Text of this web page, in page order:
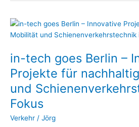
in-tech goes Berlin –
Projekte für
und
Fokus
Verkehr / Jörg
in-
tech
Berlin
–
Innovative
Projekte
für
Mobilität